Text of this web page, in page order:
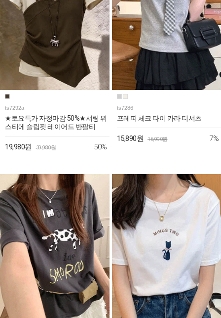
ts7292a
★토요특가 자정마감 50%★셔링 뷔
스티에 슬림핏 레이어드 반팔티
19,980원 39,980원 50%
ts7286
프레피 체크 타이 카라 티셔츠
15,890원 16,990원 7%